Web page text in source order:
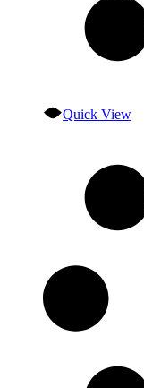
Quick View